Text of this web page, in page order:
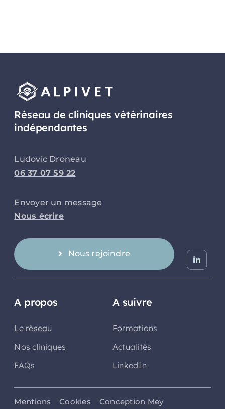
Réseau de cliniques vétérinaires
indépendantes
Ludovic Droneau
06 37 07 59 22
Envoyer un message
Nous écrire
Nous rejoindre
A propos
Le réseau
Nos cliniques
FAQs
A suivre
Formations
Actualités
LinkedIn
Mentions Cookies Conception Mey